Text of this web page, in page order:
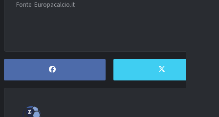
Fonte: Europacalcio.it